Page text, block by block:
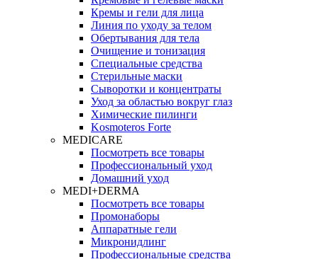
Кремы и гели для лица
Линия по уходу за телом
Обертывания для тела
Очищение и тонизация
Специальные средства
Стерильные маски
Сыворотки и концентраты
Уход за областью вокруг глаз
Химические пилинги
Kosmoteros Forte
MEDICARE
Посмотреть все товары
Профессиональный уход
Домашний уход
MEDI+DERMA
Посмотреть все товары
Промонаборы
Аппаратные гели
Микронидлинг
Профессиональные средства